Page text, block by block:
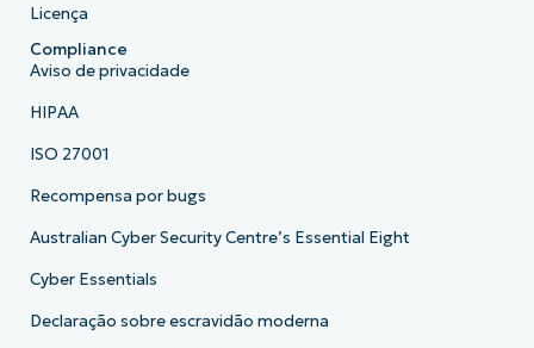
Licença
Compliance
Aviso de privacidade
HIPAA
ISO 27001
Recompensa por bugs
Australian Cyber Security Centre’s Essential Eight
Cyber Essentials
Declaração sobre escravidão moderna